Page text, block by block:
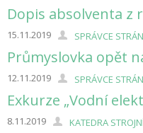
Dopis absolventa z
15.11.2019 SPRÁVCE
Průmyslovka opět
12.11.2019 SPRÁVCE
Exkurze „Vodní
8.11.2019 KATEDRA